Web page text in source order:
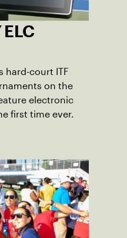
ELC
hard-court ITF
on the
electronic
first time ever.